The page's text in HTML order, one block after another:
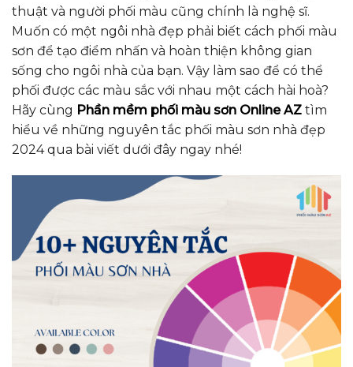
thuật và người phối màu cũng chính là nghệ sĩ.
Muốn có một ngôi nhà đẹp phải biết cách phối màu
sơn để tạo điểm nhấn và hoàn thiện không gian
sống cho ngôi nhà của bạn. Vậy làm sao để có thể
phối được các màu sắc với nhau một cách hài hoà?
Hãy cùng Phần mềm phối màu sơn Online AZ tìm
hiểu về những nguyên tắc phối màu sơn nhà đẹp
2024 qua bài viết dưới đây ngay nhé!